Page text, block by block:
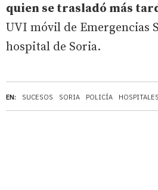
EN: SUCESOS SORIA POLICÍA HOSPITALES
quien se trasladó más
UVI móvil de Emergencias
hospital de Soria.